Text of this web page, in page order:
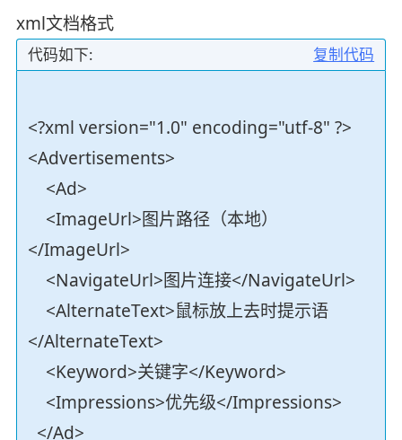
xml文档格式
复制代码
代码如下:
<?xml version="1.0" encoding="utf-8" ?>
<Advertisements>
<Ad>
<ImageUrl>图片路径（本地）
</ImageUrl>
<NavigateUrl>图片连接</NavigateUrl>
<AlternateText>鼠标放上去时提示语
</AlternateText>
<Keyword>关键字</Keyword>
<Impressions>优先级</Impressions>
</Ad>